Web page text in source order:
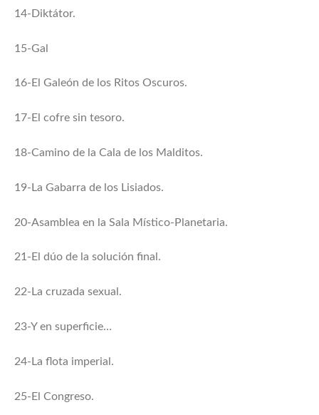
14-Diktátor.
15-Gal
16-El Galeón de los Ritos Oscuros.
17-El cofre sin tesoro.
18-Camino de la Cala de los Malditos.
19-La Gabarra de los Lisiados.
20-Asamblea en la Sala Místico-Planetaria.
21-El dúo de la solución final.
22-La cruzada sexual.
23-Y en superficie…
24-La flota imperial.
25-El Congreso.